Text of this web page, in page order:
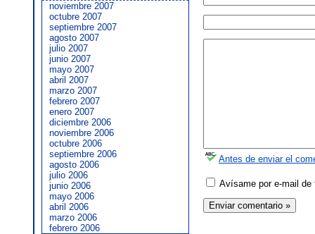
noviembre 2007
octubre 2007
septiembre 2007
agosto 2007
julio 2007
junio 2007
mayo 2007
abril 2007
marzo 2007
febrero 2007
enero 2007
diciembre 2006
noviembre 2006
octubre 2006
septiembre 2006
agosto 2006
julio 2006
junio 2006
mayo 2006
abril 2006
marzo 2006
febrero 2006
Antes de enviar el
Avísame por e-mail de